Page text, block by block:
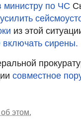
министру по ЧС
усилить
из этой
включать сирены.
совместное
этом.